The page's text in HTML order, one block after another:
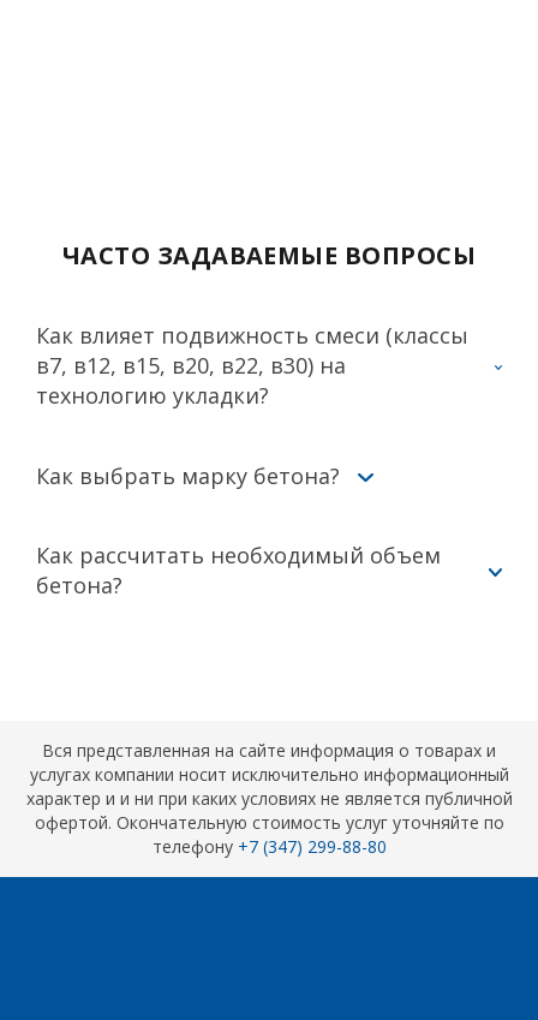
ЧАСТО ЗАДАВАЕМЫЕ ВОПРОСЫ
Как влияет подвижность смеси (классы
в7, в12, в15, в20, в22, в30) на
технологию укладки?
Как выбрать марку бетона?
Как рассчитать необходимый объем
бетона?
Вся представленная на сайте информация о товарах и
услугах компании носит исключительно информационный
характер и и ни при каких условиях не является публичной
офертой. Окончательную стоимость услуг уточняйте по
телефону +7 (347) 299-88-80